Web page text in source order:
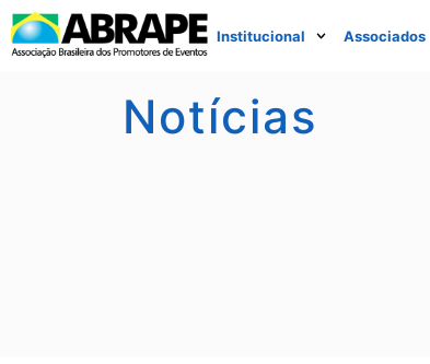
Institucional Associados
Notícias